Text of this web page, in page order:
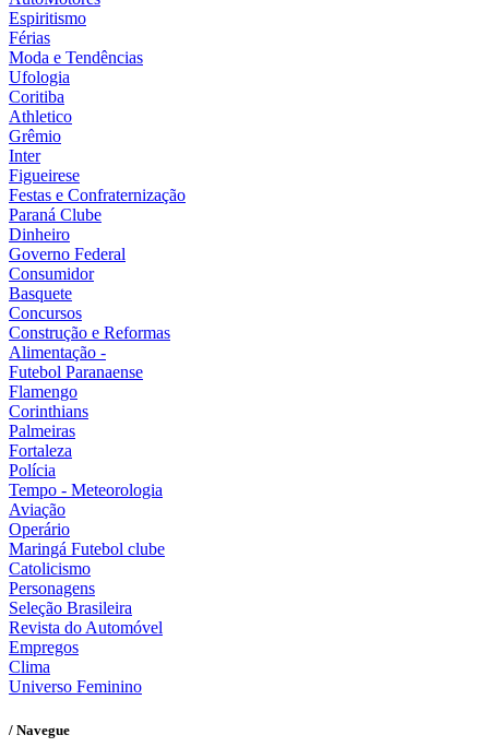
Espiritismo
Férias
Moda e Tendências
Ufologia
Coritiba
Athletico
Grêmio
Inter
Figueirese
Festas e Confraternização
Paraná Clube
Dinheiro
Governo Federal
Consumidor
Basquete
Concursos
Construção e Reformas
Alimentação -
Futebol Paranaense
Flamengo
Corinthians
Palmeiras
Fortaleza
Polícia
Tempo - Meteorologia
Aviação
Operário
Maringá Futebol clube
Catolicismo
Personagens
Seleção Brasileira
Revista do Automóvel
Empregos
Clima
Universo Feminino
/ Navegue